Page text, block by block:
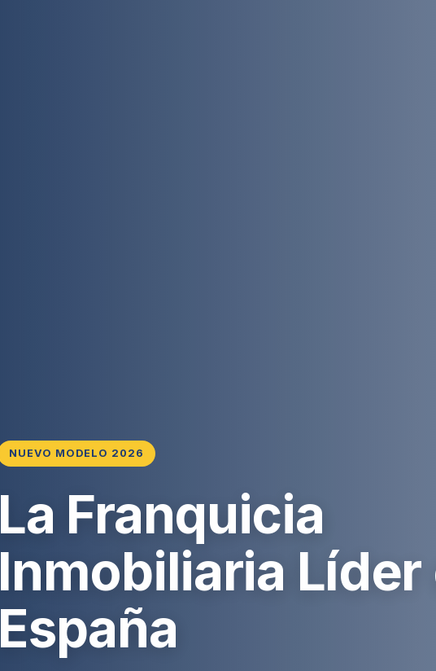
NUEVO MODELO 2026
La Franquicia
Inmobiliaria Líder
España